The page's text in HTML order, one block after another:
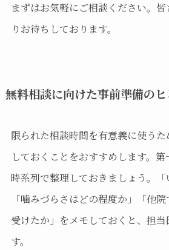
まずはお気軽にご相談ください。
りお待ちしております。
無料相談に向けた事前準備のヒ
限られた相談時間を有意義に使う
しておくことをおすすめします。
時系列で整理しておきましょう。「
「噛みづらさはどの程度か」「他
受けたか」をメモしておくと、担
す。